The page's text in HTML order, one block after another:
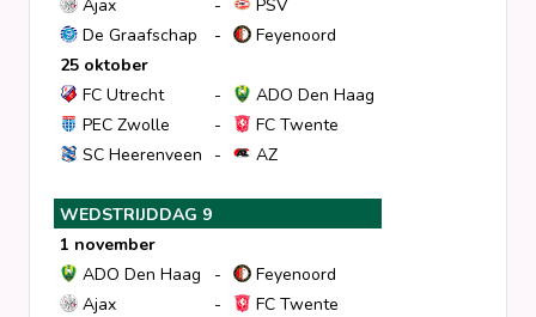
Ajax -
PSV
De Graafschap
-
Feyenoord
25 oktober
FC Utrecht
-
ADO Den Haag
PEC Zwolle
-
FC Twente
SC Heerenveen
- AZ
WEDSTRIJDDAG 9
1 november
ADO Den Haag
-
Feyenoord
Ajax
-
FC Twente